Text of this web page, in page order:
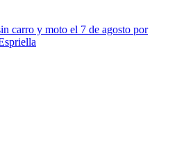
carro y moto el 7 de agosto por